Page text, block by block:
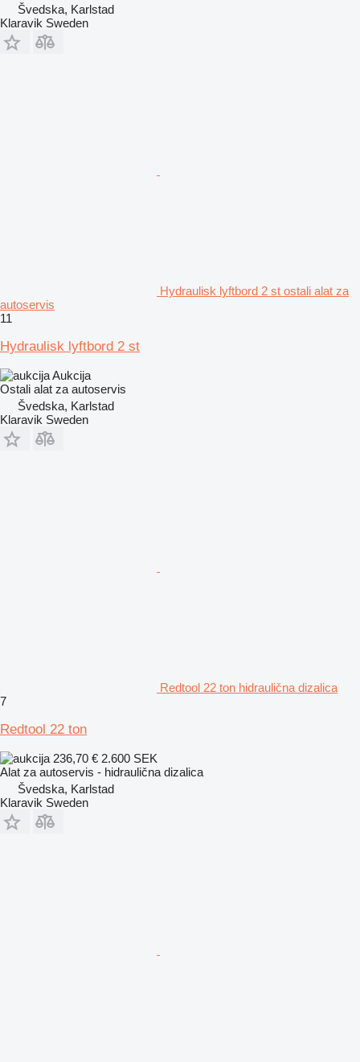
Švedska, Karlstad
Klaravik Sweden
Hydraulisk lyftbord 2 st ostali alat za
autoservis
11
Hydraulisk lyftbord 2 st
Aukcija
Ostali alat za autoservis
Švedska, Karlstad
Klaravik Sweden
Redtool 22 ton hidraulična dizalica
7
Redtool 22 ton
236,70 € 2.600 SEK
Alat za autoservis - hidraulična dizalica
Švedska, Karlstad
Klaravik Sweden